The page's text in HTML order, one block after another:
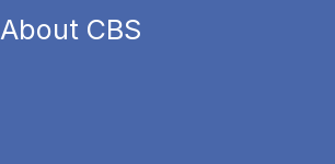
About CBS